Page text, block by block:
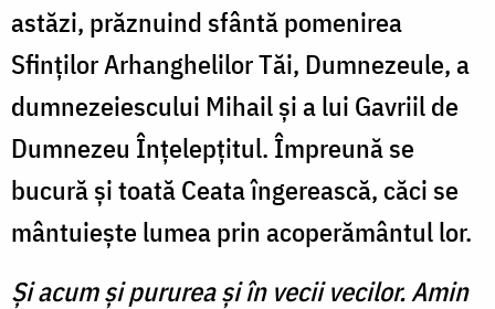
astăzi, prăznuind sfântă pomenirea
Sfinţilor Arhanghelilor Tăi, Dumnezeule, a
dumnezeiescului Mihail şi a lui Gavriil de
Dumnezeu Înţelepţitul. Împreună se
bucură şi toată Ceata îngerească, căci se
mântuieşte lumea prin acoperământul lor.
Şi acum şi pururea şi în vecii vecilor. Amin